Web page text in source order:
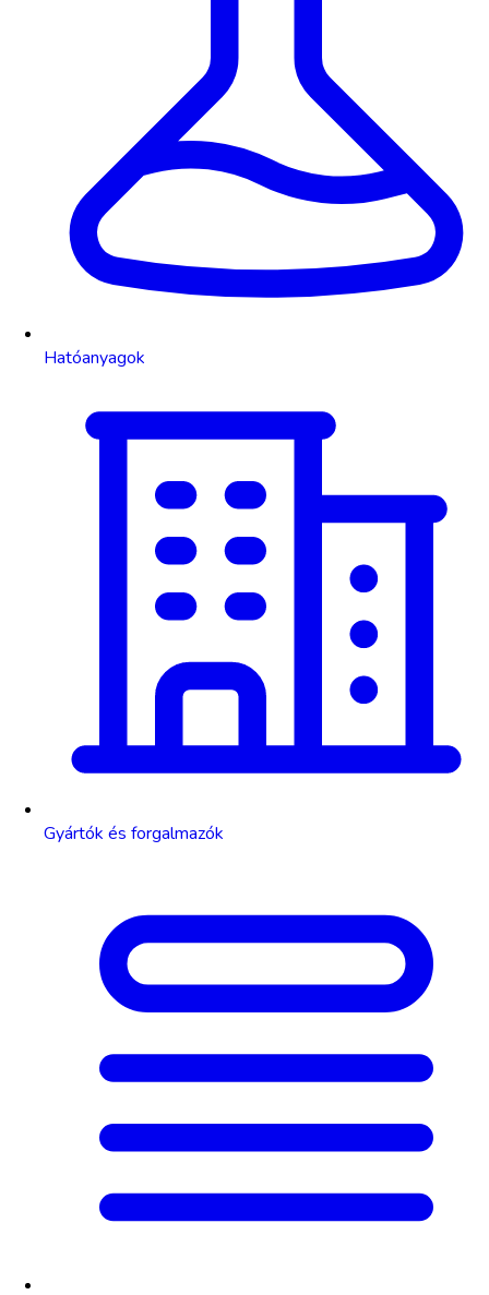
Hatóanyagok
Gyártók és forgalmazók